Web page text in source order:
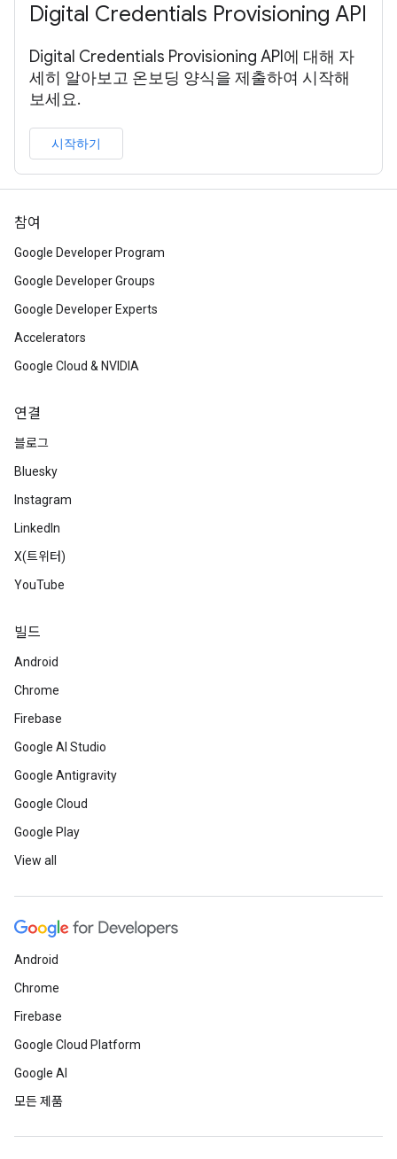
Digital Credentials Provisioning API
Digital Credentials Provisioning API에 대해 자
세히 알아보고 온보딩 양식을 제출하여 시작해
보세요.
시작하기
참여
Google Developer Program
Google Developer Groups
Google Developer Experts
Accelerators
Google Cloud & NVIDIA
연결
블로그
Bluesky
Instagram
LinkedIn
X(트위터)
YouTube
빌드
Android
Chrome
Firebase
Google AI Studio
Google Antigravity
Google Cloud
Google Play
View all
Android
Chrome
Firebase
Google Cloud Platform
Google AI
모든 제품